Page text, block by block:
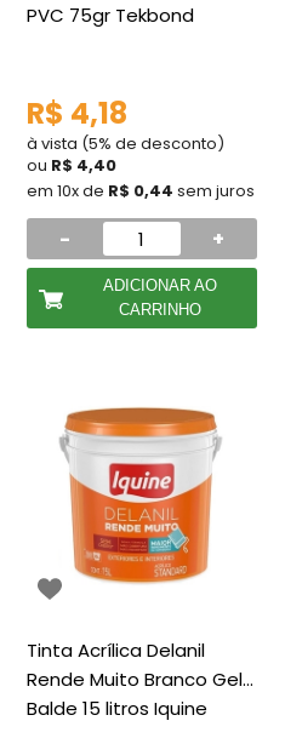
PVC 75gr Tekbond
R$ 4,18
à vista (5% de desconto)
ou R$ 4,40
em 10x de R$ 0,44 sem juros
- +
ADICIONAR AO
CARRINHO
Tinta Acrílica Delanil
Rende Muito Branco Gelo
Balde 15 litros Iquine